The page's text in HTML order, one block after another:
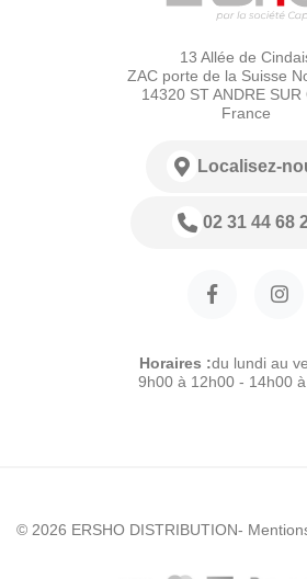
13 Allée de
ZAC porte de la Suisse
14320 ST ANDRE SUR
France
Localisez-
02 31 44 68
Horaires :du lundi au
9h00 à 12h00 - 14h00
© 2026 ERSHO DISTRIBUTION-